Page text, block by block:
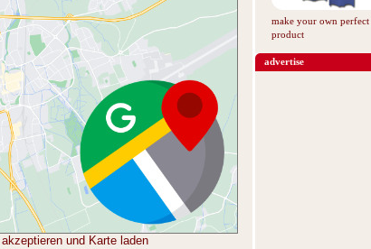
akzeptieren und Karte laden
make your own perfect
product
advertise